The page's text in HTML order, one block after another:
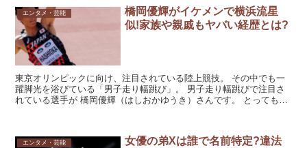
エンタメ・芸能
橋岡優輝がイケメンで横浜流星
似!家族や親戚もヤバい経歴とは?
東京オリンピックに向け、注目されている陸上競技。 その中でも一
躍脚光を浴びている「男子走り幅跳び」。 男子走り幅跳びで注目さ
れている選手が 橋岡優輝（はしおかゆうき）さんです。 とってもイ
エンタメ・芸能
女優の弟Xは誰で名前特定?違法